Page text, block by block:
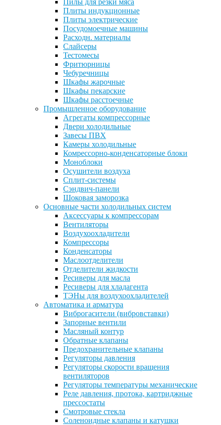
Пилы для резки мяса
Плиты индукционные
Плиты электрические
Посудомоечные машины
Расходн. материалы
Слайсеры
Тестомесы
Фритюрницы
Чебуречницы
Шкафы жарочные
Шкафы пекарские
Шкафы расстоечные
Промышленное оборудование
Агрегаты компрессорные
Двери холодильные
Завесы ПВХ
Камеры холодильные
Комрессорно-конденсаторные блоки
Моноблоки
Осушители воздуха
Сплит-системы
Сэндвич-панели
Шоковая заморозка
Основные части холодильных систем
Аксессуары к компрессорам
Вентиляторы
Воздухоохладители
Компрессоры
Конденсаторы
Маслоотделители
Отделители жидкости
Ресиверы для масла
Ресиверы для хладагента
ТЭНы для воздухоохладителей
Автоматика и арматура
Виброгасители (вибровставки)
Запорные вентили
Масляный контур
Обратные клапаны
Предохранительные клапаны
Регуляторы давления
Регуляторы скорости вращения
вентиляторов
Регуляторы температуры механические
Реле давления, протока, картриджные
прессостаты
Смотровые стекла
Соленоидные клапаны и катушки